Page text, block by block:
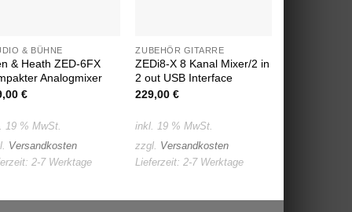
& BÜHNE
& Heath ZED-6FX
Analogmixer
€
19 % MwSt.
Versandkosten
2-7 Werktage
ZUBEHÖR GITARRE
ZEDi8-X 8 Kanal Mixer/2 in
2 out USB Interface
229,00€
inkl. 19 % MwSt.
zzgl. Versandkosten
Lieferzeit:2-7 Werktage